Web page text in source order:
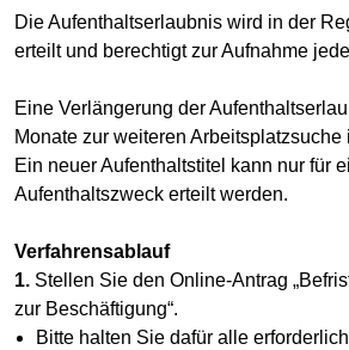
Die Aufenthaltserlaubnis wird in der
erteilt und berechtigt zur Aufnahme
Eine Verlängerung der
Monate zur weiteren
Ein neuer Aufenthaltstitel kann nur für
Aufenthaltszweck erteilt werden.
Verfahrensablauf
1. Stellen Sie den Online-Antrag
zur Beschäftigung“.
Bitte halten Sie dafür alle